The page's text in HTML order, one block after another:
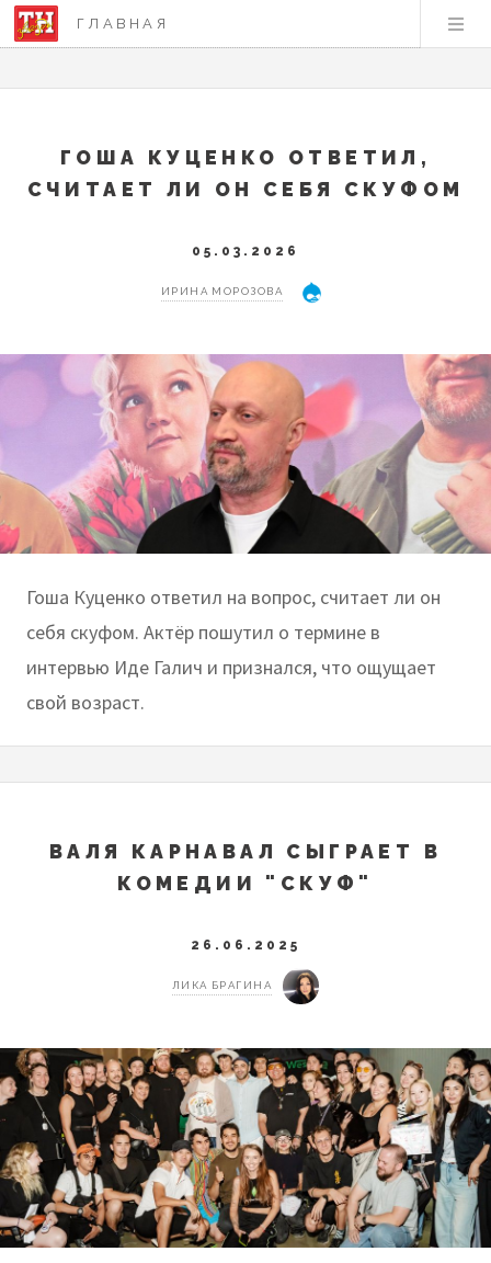
ГЛАВНАЯ
ГОША КУЦЕНКО ОТВЕТИЛ,
СЧИТАЕТ ЛИ ОН СЕБЯ СКУФОМ
05.03.2026
ИРИНА МОРОЗОВА
Гоша Куценко ответил на вопрос, считает ли он
себя скуфом. Актёр пошутил о термине в
интервью Иде Галич и признался, что ощущает
свой возраст.
ВАЛЯ КАРНАВАЛ СЫГРАЕТ В
КОМЕДИИ "СКУФ"
26.06.2025
ЛИКА БРАГИНА